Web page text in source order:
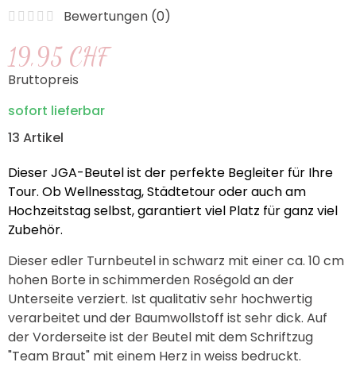
Bewertungen (0)
19,95 CHF
Bruttopreis
sofort lieferbar
13 Artikel
Dieser JGA-Beutel ist der perfekte Begleiter für Ihre
Tour. Ob Wellnesstag, Städtetour oder auch am
Hochzeitstag selbst, garantiert viel Platz für ganz viel
Zubehör.
Dieser edler Turnbeutel in schwarz mit einer ca. 10 cm
hohen Borte in schimmerden Roségold an der
Unterseite verziert. Ist qualitativ sehr hochwertig
verarbeitet und der Baumwollstoff ist sehr dick. Auf
der Vorderseite ist der Beutel mit dem Schriftzug
"Team Braut" mit einem Herz in weiss bedruckt.